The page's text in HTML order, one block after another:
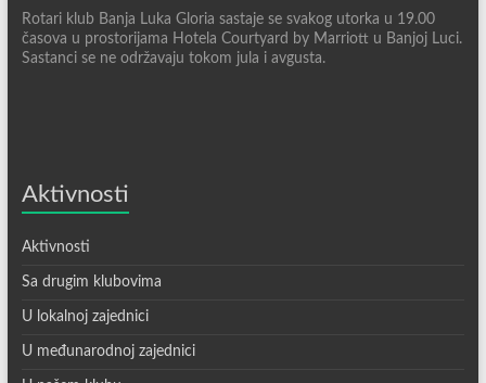
Rotari klub Banja Luka Gloria sastaje se svakog utorka u 19.00
časova u prostorijama Hotela Courtyard by Marriott u Banjoj Luci.
Sastanci se ne održavaju tokom jula i avgusta.
Aktivnosti
Aktivnosti
Sa drugim klubovima
U lokalnoj zajednici
U međunarodnoj zajednici